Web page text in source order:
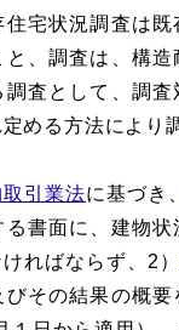
住宅状況調査は
と、調査は、構
査として、調
める方法により
引業法に基づき、
る書面に、建物
ればならず、2）
びその結果の概